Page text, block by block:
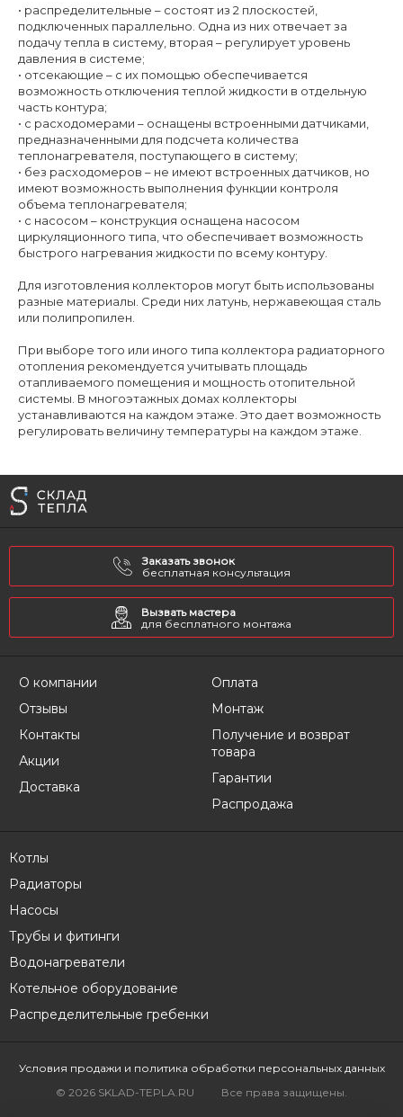
• распределительные – состоят из 2 плоскостей,
подключенных параллельно. Одна из них отвечает за
подачу тепла в систему, вторая – регулирует уровень
давления в системе;
• отсекающие – с их помощью обеспечивается
возможность отключения теплой жидкости в отдельную
часть контура;
• с расходомерами – оснащены встроенными датчиками,
предназначенными для подсчета количества
теплонагревателя, поступающего в систему;
• без расходомеров – не имеют встроенных датчиков, но
имеют возможность выполнения функции контроля
объема теплонагревателя;
• с насосом – конструкция оснащена насосом
циркуляционного типа, что обеспечивает возможность
быстрого нагревания жидкости по всему контуру.
Для изготовления коллекторов могут быть использованы
разные материалы. Среди них латунь, нержавеющая сталь
или полипропилен.
При выборе того или иного типа коллектора радиаторного
отопления рекомендуется учитывать площадь
отапливаемого помещения и мощность отопительной
системы. В многоэтажных домах коллекторы
устанавливаются на каждом этаже. Это дает возможность
регулировать величину температуры на каждом этаже.
Заказать звонок
бесплатная консультация
Вызвать мастера
для бесплатного монтажа
О компании
Отзывы
Контакты
Акции
Доставка
Оплата
Монтаж
Получение и возврат
товара
Гарантии
Распродажа
Котлы
Радиаторы
Насосы
Трубы и фитинги
Водонагреватели
Котельное оборудование
Распределительные гребенки
Условия продажи и политика обработки персональных данных
© 2026 SKLAD-TEPLA.RU
Все права защищены.